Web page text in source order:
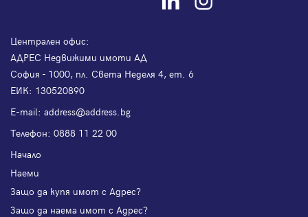
Централен офис:
АДРЕС Недвижими имоти АД
София - 1000, пл. Света Неделя 4, ет. 6
ЕИК: 130520890
Е-mail: address@address.bg
Телефон: 0888 11 22 00
Начало
Наеми
Защо да купя имот с Адрес?
Защо да наема имот с Адрес?